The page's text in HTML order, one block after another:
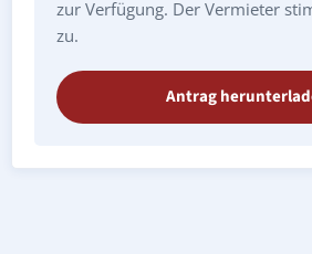
zur Verfügung. Der Vermieter
zu.
Antrag